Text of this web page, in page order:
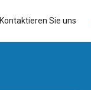
Kontaktieren Sie uns